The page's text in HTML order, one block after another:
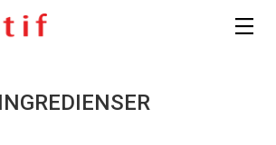
INGREDIENSER